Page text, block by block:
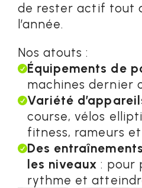
de rester actif tout
l’année.
Nos atouts :
Équipements de
machines dernier
Variété
course, vélos
fitness, rameurs et
Des
les niveaux : pour
rythme et